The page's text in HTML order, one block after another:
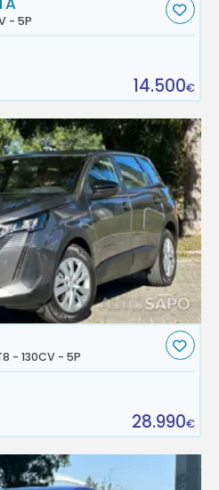
- 5P
14.500€
- 130CV - 5P
28.990€